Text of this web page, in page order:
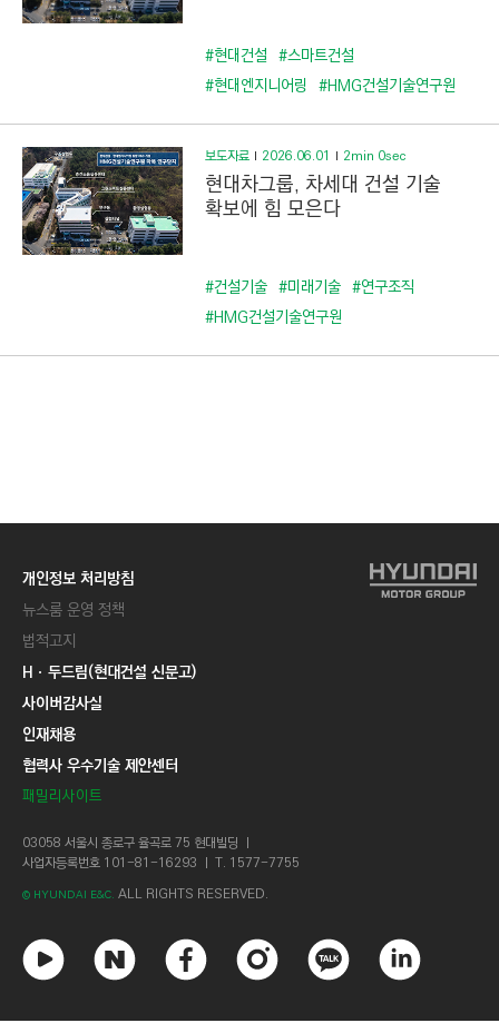
#현대건설 #스마트건설
#현대엔지니어링 #HMG건설기술연구원
보도자료 2026.06.01 2min 0sec
현대차그룹, 차세대 건설 기술
확보에 힘 모은다
#건설기술 #미래기술 #연구조직
#HMG건설기술연구원
개인정보 처리방침
뉴스룸 운영 정책
법적고지
Hㆍ두드림(현대건설 신문고)
사이버감사실
인재채용
협력사 우수기술 제안센터
패밀리사이트
03058 서울시 종로구 율곡로 75 현대빌딩 ㅣ
사업자등록번호 101-81-16293 ㅣ T. 1577-7755
© HYUNDAI E&C. ALL RIGHTS RESERVED.